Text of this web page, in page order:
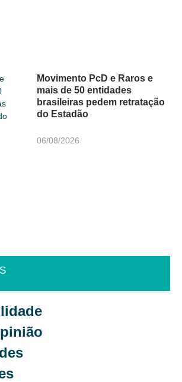
Movimento PcD e Raros e
mais de 50 entidades
brasileiras pedem retratação
do Estadão
06/08/2026